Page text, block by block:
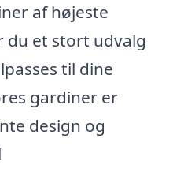
af højeste
du et stort udvalg
til dine
gardiner er
design og